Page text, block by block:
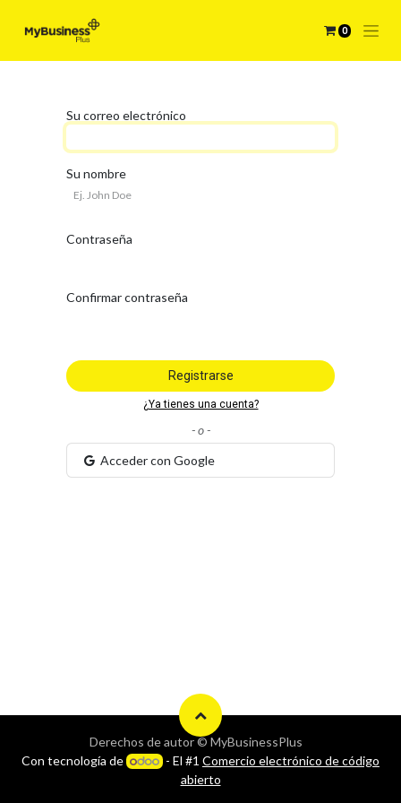
0
Su correo electrónico
Su nombre
Contraseña
Confirmar contraseña
Registrarse
¿Ya tienes una cuenta?
- o -
Acceder con Google
Derechos de autor © MyBusinessPlus
Con tecnología de
- El #1 Comercio electrónico de código
abierto